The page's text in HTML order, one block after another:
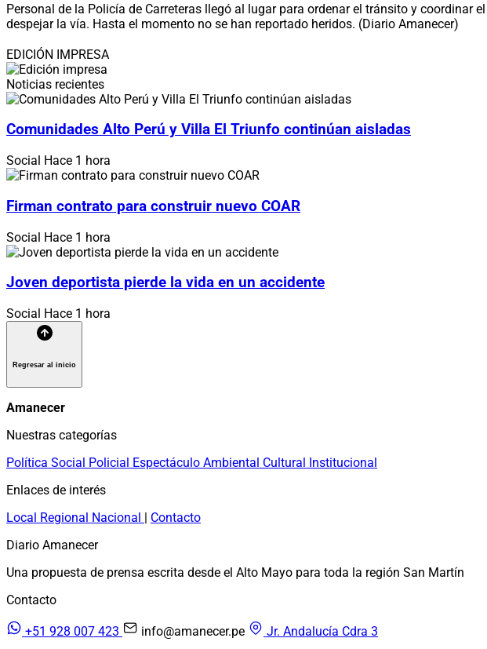
Personal de la Policía de Carreteras llegó al lugar para ordenar el tránsito y
despejar la vía. Hasta el momento no se han reportado heridos. (Diario Amanecer)
EDICIÓN IMPRESA
Noticias recientes
Comunidades Alto Perú y Villa El Triunfo continúan aisladas
Social Hace 1 hora
Firman contrato para construir nuevo COAR
Social Hace 1 hora
Joven deportista pierde la vida en un accidente
Social Hace 1 hora
Regresar al inicio
Amanecer
Nuestras categorías
Política Social Policial Espectáculo Ambiental Cultural Institucional
Enlaces de interés
Local Regional Nacional | Contacto
Diario Amanecer
Una propuesta de prensa escrita desde el Alto Mayo para toda la región San Martín
Contacto
+51 928 007 423 info@amanecer.pe Jr. Andalucía Cdra 3